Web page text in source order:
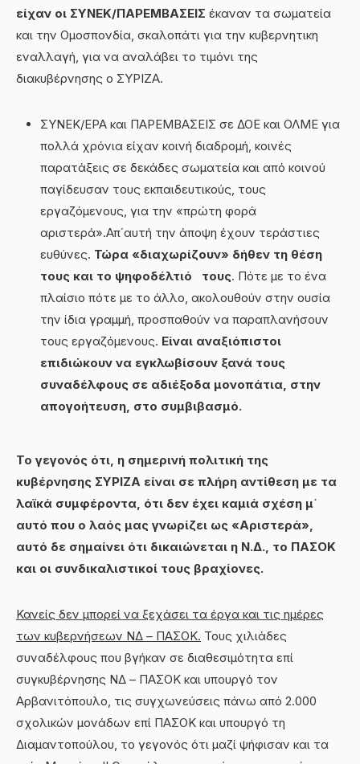
είχαν οι ΣΥΝΕΚ/ΠΑΡΕΜΒΑΣΕΙΣ έκαναν τα σωματεία
και την Ομοσπονδία, σκαλοπάτι για την κυβερνητικη
εναλλαγή, για να αναλάβει το τιμόνι της
διακυβέρνησης ο ΣΥΡΙΖΑ.
ΣΥΝΕΚ/ΕΡΑ και ΠΑΡΕΜΒΑΣΕΙΣ σε ΔΟΕ και ΟΛΜΕ για
πολλά χρόνια είχαν κοινή διαδρομή, κοινές
παρατάξεις σε δεκάδες σωματεία και από κοινού
παγίδευσαν τους εκπαιδευτικούς, τους
εργαζόμενους, για την «πρώτη φορά
αριστερά».Απ΄αυτή την άποψη έχουν τεράστιες
ευθύνες. Τώρα «διαχωρίζουν» δήθεν τη θέση
τους και το ψηφοδέλτιό τους. Πότε με το ένα
πλαίσιο πότε με το άλλο, ακολουθούν στην ουσία
την ίδια γραμμή, προσπαθούν να παραπλανήσουν
τους εργαζόμενους. Είναι αναξιόπιστοι
επιδιώκουν να εγκλωβίσουν ξανά τους
συναδέλφους σε αδιέξοδα μονοπάτια, στην
απογοήτευση, στο συμβιβασμό.
Το γεγονός ότι, η σημερινή πολιτική της
κυβέρνησης ΣΥΡΙΖΑ είναι σε πλήρη αντίθεση με τα
λαϊκά συμφέροντα, ότι δεν έχει καμιά σχέση μ΄
αυτό που ο λαός μας γνωρίζει ως «Αριστερά»,
αυτό δε σημαίνει ότι δικαιώνεται η Ν.Δ., το ΠΑΣΟΚ
και οι συνδικαλιστικοί τους βραχίονες.
Κανείς δεν μπορεί να ξεχάσει τα έργα και τις ημέρες
των κυβερνήσεων ΝΔ – ΠΑΣΟΚ. Τους χιλιάδες
συναδέλφους που βγήκαν σε διαθεσιμότητα επί
συγκυβέρνησης ΝΔ – ΠΑΣΟΚ και υπουργό τον
Αρβανιτόπουλο, τις συγχωνεύσεις πάνω από 2.000
σχολικών μονάδων επί ΠΑΣΟΚ και υπουργό τη
Διαμαντοπούλου, το γεγονός ότι μαζί ψήφισαν και τα